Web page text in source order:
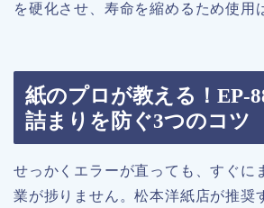
を硬化させ、寿命を縮めるため使用
紙のプロが教える！EP-
詰まりを防ぐ3つのコツ
せっかくエラーが直っても、すぐに
業が捗りません。松本洋紙店が推奨